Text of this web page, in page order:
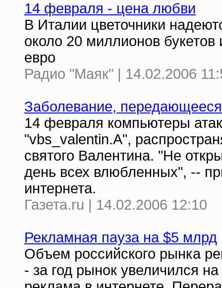
14 февраля - цена любви
В Италии цветочники
около 20 миллионов
евро
Радио "Маяк" | 14.02.2006
Заболевание,
14 февраля компьютеры
"vbs_valentin.A",
святого Валентина. "Не
день всех влюбленных", --
интернета.
Газета.ru | 14.02.2006 12:10
Рекламная пауза на $5 млрд
Объем российского рынка
- за год рынок увеличился